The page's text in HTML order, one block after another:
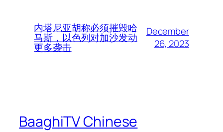
内塔尼亚胡称必须摧毁哈
马斯，以色列对加沙发动
更多袭击
December
26, 2023
BaaghiTV Chinese